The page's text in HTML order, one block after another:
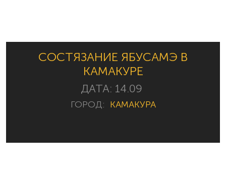
СОСТЯЗАНИЕ ЯБУСАМЭ В
КАМАКУРЕ
ДАТА: 14.09
ГОРОД: КАМАКУРА